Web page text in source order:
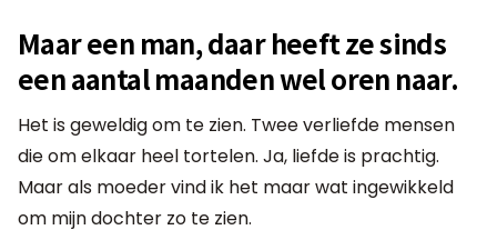
Maar een man, daar heeft ze sinds
een aantal maanden wel oren naar.
Het is geweldig om te zien. Twee verliefde mensen
die om elkaar heel tortelen. Ja, liefde is prachtig.
Maar als moeder vind ik het maar wat ingewikkeld
om mijn dochter zo te zien.